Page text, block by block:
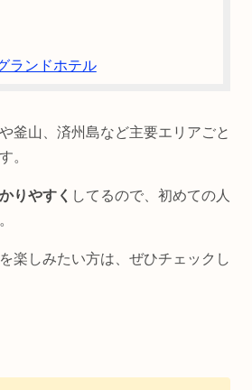
ランドホテル
釜山、済州島など主要エリアごと
。
りやすく してるので、初めての人
楽しみたい方は、ぜひチェックし